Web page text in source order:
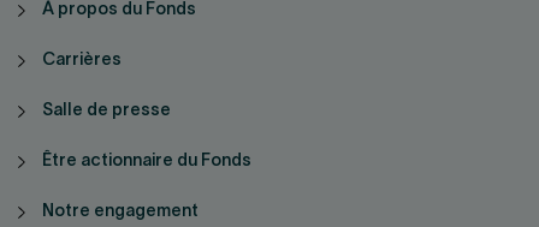
À propos du Fonds
Carrières
Salle de presse
Être actionnaire du Fonds
Notre engagement